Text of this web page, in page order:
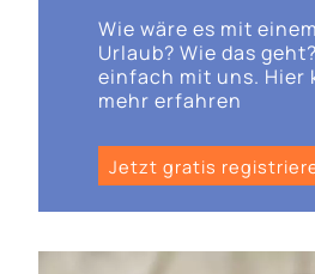
Wie wäre es mit
Urlaub? Wie das
einfach mit uns. Hier
mehr erfahren
Jetzt gratis